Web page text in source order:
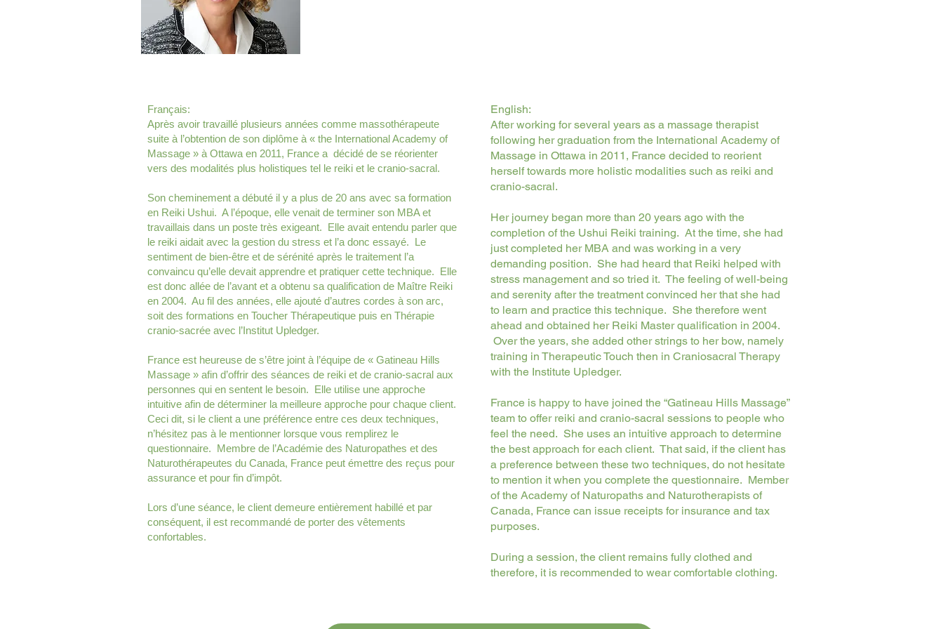
Français:
Après avoir travaillé plusieurs années comme massothérapeute
suite à l’obtention de son diplôme à « the International Academy of
Massage » à Ottawa en 2011, France a décidé de se réorienter
vers des modalités plus holistiques tel le reiki et le cranio-sacral.
Son cheminement a débuté il y a plus de 20 ans avec sa formation
en Reiki Ushui. A l’époque, elle venait de terminer son MBA et
travaillais dans un poste très exigeant. Elle avait entendu parler que
le reiki aidait avec la gestion du stress et l’a donc essayé. Le
sentiment de bien-être et de sérénité après le traitement l’a
convaincu qu’elle devait apprendre et pratiquer cette technique. Elle
est donc allée de l’avant et a obtenu sa qualification de Maître Reiki
en 2004. Au fil des années, elle ajouté d’autres cordes à son arc,
soit des formations en Toucher Thérapeutique puis en Thérapie
cranio-sacrée avec l’Institut Upledger.
France est heureuse de s’être joint à l’équipe de « Gatineau Hills
Massage » afin d’offrir des séances de reiki et de cranio-sacral aux
personnes qui en sentent le besoin. Elle utilise une approche
intuitive afin de déterminer la meilleure approche pour chaque client.
Ceci dit, si le client a une préférence entre ces deux techniques,
n’hésitez pas à le mentionner lorsque vous remplirez le
questionnaire. Membre de l’Académie des Naturopathes et des
Naturothérapeutes du Canada, France peut émettre des reçus pour
assurance et pour fin d’impôt.
Lors d’une séance, le client demeure entièrement habillé et par
conséquent, il est recommandé de porter des vêtements
confortables.
English:
After working for several years as a massage therapist
following her graduation from the International Academy of
Massage in Ottawa in 2011, France decided to reorient
herself towards more holistic modalities such as reiki and
cranio-sacral.
Her journey began more than 20 years ago with the
completion of the Ushui Reiki training. At the time, she had
just completed her MBA and was working in a very
demanding position. She had heard that Reiki helped with
stress management and so tried it. The feeling of well-being
and serenity after the treatment convinced her that she had
to learn and practice this technique. She therefore went
ahead and obtained her Reiki Master qualification in 2004.
Over the years, she added other strings to her bow, namely
training in Therapeutic Touch then in Craniosacral Therapy
with the Institute Upledger.
France is happy to have joined the “Gatineau Hills Massage”
team to offer reiki and cranio-sacral sessions to people who
feel the need. She uses an intuitive approach to determine
the best approach for each client. That said, if the client has
a preference between these two techniques, do not hesitate
to mention it when you complete the questionnaire. Member
of the Academy of Naturopaths and Naturotherapists of
Canada, France can issue receipts for insurance and tax
purposes.
During a session, the client remains fully clothed and
therefore, it is recommended to wear comfortable clothing.